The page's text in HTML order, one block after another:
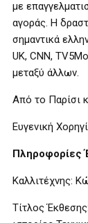
με
αγοράς. Η
σημαντικά
UK, CNN,
μεταξύ άλλων.
Από το Παρίσι
Ευγενική
Πληροφορίες
Καλλιτέχνης:
Τίτλος